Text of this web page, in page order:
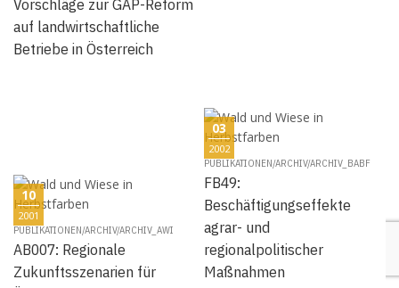
auf landwirtschaftliche
Betriebe in Österreich
03
2002
PUBLIKATIONEN/ARCHIV/ARCHIV_BABF
FB49:
Beschäftigungseffekte
agrar- und
regionalpolitischer
Maßnahmen
10
2001
PUBLIKATIONEN/ARCHIV/ARCHIV_AWI
AB007: Regionale
Zukunftsszenarien für